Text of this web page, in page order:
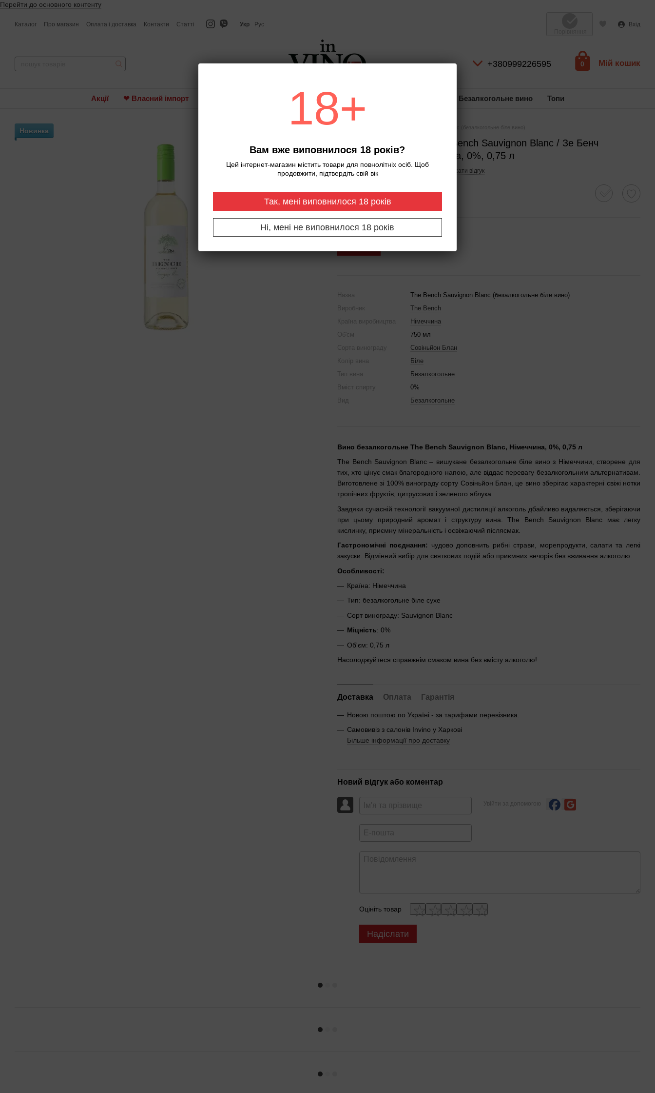
Перейти до основного контенту
Каталог Про магазин Оплата і доставка Контакти Статті Укр
Рус
Вхід
+380999226595 0 Мій кошик
Акції ❤ Власний імпорт Ігристе вино та шампанське Віскі Безалкогольне вино Топи
Новинка The Bench Sauvignon Blanc (безалкогольне біле вино)
Вино безалкогольне The Bench Sauvignon Blanc / Зе Бенч
Совіньйон Блан, Німеччина, 0%, 0,75 л
В наявності Артикул: 000048651 Написати відгук
425 грн
Назва
The Bench Sauvignon Blanc (безалкогольне біле вино)
Виробник
The Bench
Країна виробництва
Німеччина
Об'єм
750 мл
Сорта винограду
Совіньйон Блан
Колір вина
Біле
Тип вина
Безалкогольне
Вміст спирту
0%
Вид
Безалкогольне
Вино безалкогольне The Bench Sauvignon Blanc, Німеччина, 0%, 0,75 л
The Bench Sauvignon Blanc – вишукане безалкогольне біле вино з Німеччини, створене для
тих, хто цінує смак благородного напою, але віддає перевагу безалкогольним альтернативам.
Виготовлене зі 100% винограду сорту Совіньйон Блан, це вино зберігає характерні свіжі нотки
тропічних фруктів, цитрусових і зеленого яблука.
Завдяки сучасній технології вакуумної дистиляції алкоголь дбайливо видаляється, зберігаючи
при цьому природний аромат і структуру вина. The Bench Sauvignon Blanc має легку
кислинку, приємну мінеральність і освіжаючий післясмак.
Гастрономічні поєднання: чудово доповнить рибні страви, морепродукти, салати та легкі
закуски. Відмінний вибір для святкових подій або приємних вечорів без вживання алкоголю.
Особливості:
Країна: Німеччина
Тип: безалкогольне біле сухе
Сорт винограду: Sauvignon Blanc
Міцність: 0%
Об'єм: 0,75 л
Насолоджуйтеся справжнім смаком вина без вмісту алкоголю!
Доставка Оплата Гарантія
Новою поштою по Україні - за тарифами перевізника.
Самовивіз з салонів Invino у Харкові
Більше інформації про доставку
Новий відгук або коментар
Увійти за допомогою
Оцініть товар
Надіслати
18+
Вам вже виповнилося 18 років?
Цей інтернет-магазин містить товари для повнолітніх осіб. Щоб
продовжити, підтвердіть свій вік
Так, мені виповнилося 18 років
Ні, мені не виповнилося 18 років